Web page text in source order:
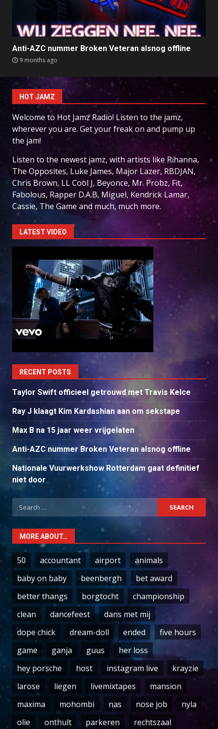
Anti-AZC nummer Broken Veteran alsnog offline
9 months ago
HOT JAMZ
Welcome to Hot Jamz Radio! Listen to the jamz,
wherever you are. Get your freak on and pump up
the jam!
Listen to the newest jamz, with artists like Rihanna,
The Opposites, Luke James, Major Lazer, RBDJAN,
Chris Brown, LL Cool J, Beyonce, Mr. Probz, Fit,
Fabolous, Rapper D.A.B, Miguel, Kendrick Lamar,
Cassie, The Game and much, much more.
LATEST VIDEO
RECENT POSTS
Taylor Swift officieel getrouwd met Travis Kelce
Ray J klaagt Kim Kardashian aan om sekstape
Max B na 15 jaar weer vrijgelaten
Anti-AZC nummer Broken Veteran alsnog offline
Nationale Vuurwerkshow Rotterdam gaat definitief
niet door
Search
for:
MORE ABOUT…
50 accountant airport
animals
baby on baby
beenbergh
bet award
better thangs
borgtocht
championship
clean
dancefeest
dans met mij
dope chick
dream-doll ended
five hours
game
ganja guus
her loss
hey porsche
host instagram live
krayzie
larose
liegen livemixtapes
mansion
maxima
mohombi nas nose job
nyla
olie
onthult parkeren rechtszaal